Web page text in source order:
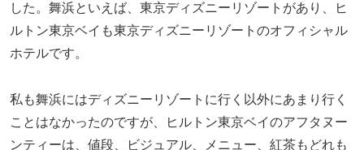
した。舞浜といえば、東京ディズニーリゾートがあり、ヒ
ルトン東京ベイも東京ディズニーリゾートのオフィシャル
ホテルです。
私も舞浜にはディズニーリゾートに行く以外にあまり行く
ことはなかったのですが、ヒルトン東京ベイのアフタヌー
ンティーは、値段、ビジュアル、メニュー、紅茶もどれも